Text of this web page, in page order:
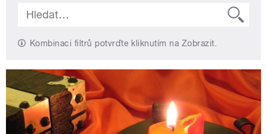
Kombinaci filtrů potvrďte kliknutím na Zobrazit.